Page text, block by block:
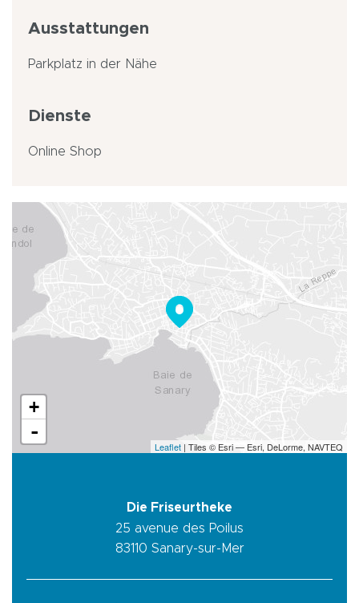
Ausstattungen
Parkplatz in der Nähe
Dienste
Online Shop
+
-
Leaflet | Tiles © Esri — Esri, DeLorme, NAVTEQ
Die Friseurtheke
25 avenue des Poilus
83110 Sanary-sur-Mer